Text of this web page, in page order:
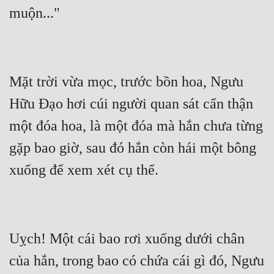
Mặt trời vừa mọc, trước bồn hoa, Ngưu
Hữu Đạo hơi cúi người quan sát cẩn thận
một đóa hoa, là một đóa mà hắn chưa từng
gặp bao giờ, sau đó hắn còn hái một bông
Uỵch! Một cái bao rơi xuống dưới chân
của hắn, trong bao có chứa cái gì đó, Ngưu